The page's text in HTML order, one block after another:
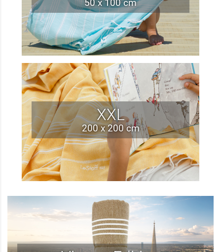
50 x 100 cm
XXL
200 x 200 cm